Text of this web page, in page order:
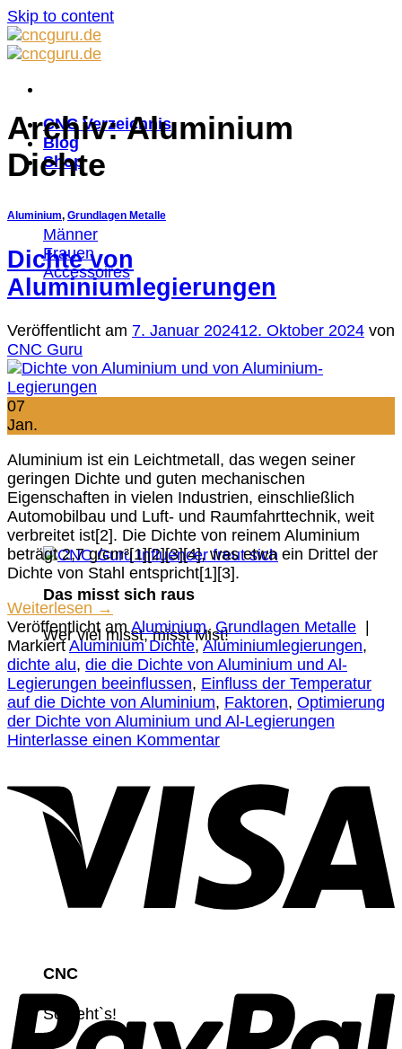
Skip to content
CNC Verzeichnis
Blog
Shop
Männer
Frauen
Accessoires
Das misst sich raus
Wer viel misst, misst Mist!
CNC
So geht`s!
Archiv:Aluminium
Dichte
Aluminium, Grundlagen Metalle
Dichte von
Aluminiumlegierungen
Veröffentlicht am 7. Januar 202412. Oktober 2024 von
CNC Guru
07
Jan.
Aluminium ist ein Leichtmetall, das wegen seiner
geringen Dichte und guten mechanischen
Eigenschaften in vielen Industrien, einschließlich
Automobilbau und Luft- und Raumfahrttechnik, weit
verbreitet ist[2]. Die Dichte von reinem Aluminium
beträgt 2,7 g/cm³[1][2][3][4], was etwa ein Drittel der
Dichte von Stahl entspricht[1][3].
Weiterlesen →
Veröffentlicht am Aluminium, Grundlagen Metalle |
MarkiertAluminium Dichte,Aluminiumlegierungen,
dichte alu, die die Dichte von Aluminium und Al-
Legierungen beeinflussen, Einfluss der Temperatur
auf die Dichte von Aluminium, Faktoren, Optimierung
der Dichte von Aluminium und Al-Legierungen
Hinterlasse einen Kommentar